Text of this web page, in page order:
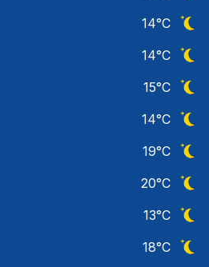
14°C
14°C
15°C
14°C
19°C
20°C
13°C
18°C